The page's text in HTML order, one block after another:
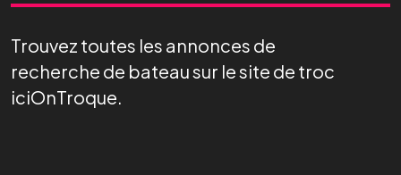
Trouvez toutes les annonces de
recherche de bateau sur le site de troc
iciOnTroque.